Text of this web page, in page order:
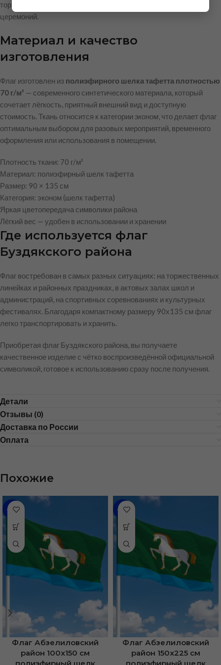
торжественных мероприятий, праздников и официальных
церемоний.
Материал и качество
изготовления
Флаг изготовлен из полиэфирного шелка тафетта плотностью
70 г/м² — современного синтетического материала, который
сочетает лёгкость, приятный внешний вид и доступную
стоимость. Ткань относится к категории эконом, что делает флаг
оптимальным выбором для разовых мероприятий, временного
оформления или использования в помещении.
Плотность ткани: 70 г/м²
Материал: полиэфирный шелк тафетта
Размер: 90 × 135 см
Категория: эконом (шелк тафетта)
Яркая цветопередача символики района
Лёгкий вес — удобен в использовании и хранении
Где используется флаг
Буздякского района
Флаг востребован в самых разных ситуациях: на торжественных
линейках и районных праздниках, в актовых залах школ и
администраций, на спортивных соревнованиях и культурных
фестивалях. Благодаря компактному размеру 90х135 см флаг
легко транспортировать и хранить.
Приобретая флаг Буздякского района, вы получаете
качественное изделие с чётко воспроизведённой официальной
символикой, готовое к использованию сразу после получения.
Детали
Отзывы (0)
Доставка по России
Оплата
Похожие
-48%
Флаг Абзелиловский
район 100х150 см
полиэфирный шелк
-31%
Флаг Абзелиловский
район 150х225 см
полиэфирный шелк